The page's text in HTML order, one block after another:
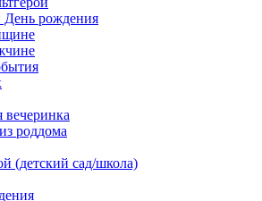
День рождения
вечеринка
роддома
(детский сад/школа)